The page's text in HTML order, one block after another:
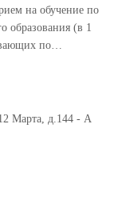
на обучение по
образования (в 1
по…
Марта, д.144 - А